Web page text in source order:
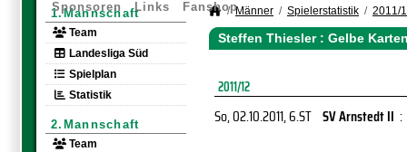
Sponsoren Links Fanshop
1.Mannschaft
Team
Landesliga Süd
Spielplan
Statistik
2.Mannschaft
Team
Männer Spielerstatistik 2011/
Steffen Thiesler : Gelbe
2011/12
So, 02.10.2011, 6.ST SV Arnstedt II :